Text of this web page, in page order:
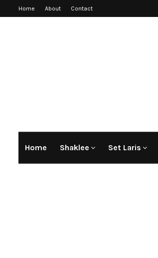
Home About Contact
Home Shaklee Set Laris